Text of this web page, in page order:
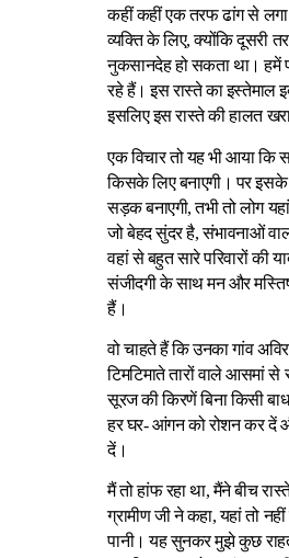
कहीं कहीं एक तरफ ढांग से लगा
व्यक्ति के लिए, क्योंकि दूसरी
नुकसानदेह हो सकता था। हमें
रहे हैं। इस रास्ते का इस्तेमाल
इसलिए इस रास्ते की हालत
एक विचार तो यह भी आया कि
किसके लिए बनाएगी। पर
सड़क बनाएगी, तभी तो लोग
जो बेहद सुंदर है, संभावनाओं
वहां से बहुत सारे परिवारों की
संजीदगी के साथ मन और
हैं।
वो चाहते हैं कि उनका गांव
टिमटिमाते तारों वाले आसमां
सूरज की किरणें बिना किसी
हर घर- आंगन को रोशन कर दें
दें।
मैं तो हांफ रहा था, मैंने बीच
ग्रामीण जी ने कहा, यहां तो
पानी। यह सुनकर मुझे कुछ